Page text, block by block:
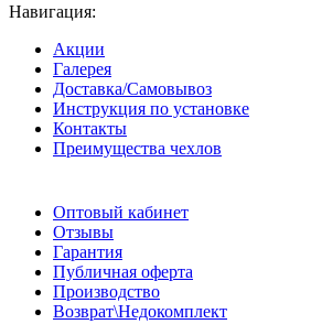
Навигация:
Акции
Галерея
Доставка/Самовывоз
Инструкция по установке
Контакты
Преимущества чехлов
Оптовый кабинет
Отзывы
Гарантия
Публичная оферта
Производство
Возврат\Недокомплект